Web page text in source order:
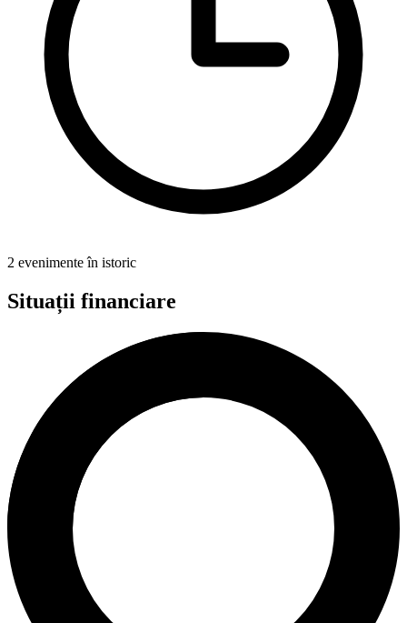
2 evenimente în istoric
Situații financiare